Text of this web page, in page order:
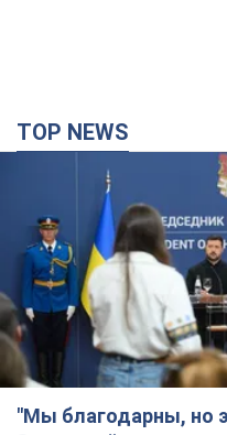
TOP NEWS
"Мы благодарны, но